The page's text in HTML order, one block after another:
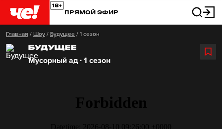
ПРЯМОЙ ЭФИР
Главная / Шоу / Будущее / 1 сезон
БУДУЩЕЕ
Мусорный ад ∙ 1 сезон